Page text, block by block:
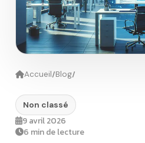
Accueil/Blog/
Non classé
9 avril 2026
6 min de lecture